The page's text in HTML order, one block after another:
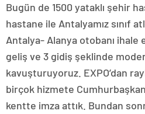
Bugün de 1500 yataklı şehir
hastane ile Antalyamız sınıf
Antalya- Alanya otobanı ihale
geliş ve 3 gidiş şeklinde
kavuşturuyoruz. EXPO’dan
birçok hizmete
kentte imza attık. Bundan